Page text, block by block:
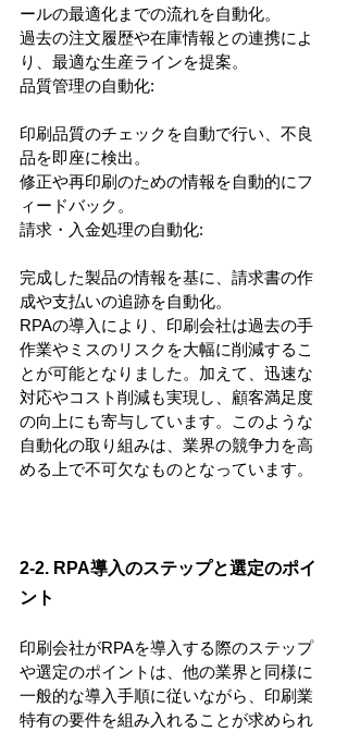
ールの最適化までの流れを自動化。
過去の注文履歴や在庫情報との連携によ
り、最適な生産ラインを提案。
品質管理の自動化:
印刷品質のチェックを自動で行い、不良
品を即座に検出。
修正や再印刷のための情報を自動的にフ
ィードバック。
請求・入金処理の自動化:
完成した製品の情報を基に、請求書の作
成や支払いの追跡を自動化。
RPAの導入により、印刷会社は過去の手
作業やミスのリスクを大幅に削減するこ
とが可能となりました。加えて、迅速な
対応やコスト削減も実現し、顧客満足度
の向上にも寄与しています。このような
自動化の取り組みは、業界の競争力を高
める上で不可欠なものとなっています。
2-2. RPA導入のステップと選定のポイ
ント
印刷会社がRPAを導入する際のステップ
や選定のポイントは、他の業界と同様に
一般的な導入手順に従いながら、印刷業
特有の要件を組み入れることが求められ